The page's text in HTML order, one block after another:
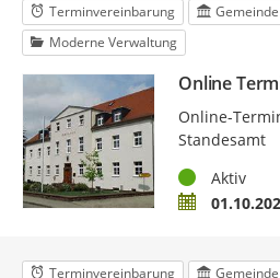
Terminvereinbarung
Moderne Verwaltung
Online
Online-
Standesamt
StatusAktiv
Zeitraum
Terminvereinbarung